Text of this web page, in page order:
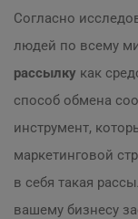
Согласно
людей по всему
рассылку как
способ обмена
инструмент,
маркетинговой
в себя такая
вашему бизнесу